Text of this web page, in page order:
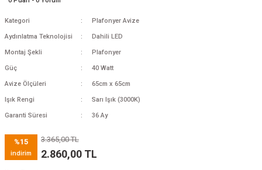
Kategori Plafonyer Avize
Aydınlatma Teknolojisi Dahili LED
Montaj Şekli Plafonyer
Güç 40 Watt
Avize Ölçüleri 65cm x 65cm
Işık Rengi Sarı Işık (3000K)
Garanti Süresi 36 Ay
%15
indirim
3.365,00 TL
2.860,00 TL